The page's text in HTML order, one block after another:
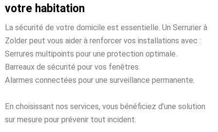
votre habitation
La sécurité de votre domicile est essentielle. Un Serrurier à
Zolder peut vous aider à renforcer vos installations avec :
Serrures multipoints pour une protection optimale.
Barreaux de sécurité pour vos fenêtres.
Alarmes connectées pour une surveillance permanente.
En choisissant nos services, vous bénéficiez d’une solution
sur mesure pour prévenir tout incident.